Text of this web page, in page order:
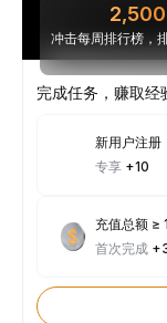
2,500
冲击每周排行榜，
完成任务，赚取经
新用户注册
专享 +10
充值总额 ≥
首次完成